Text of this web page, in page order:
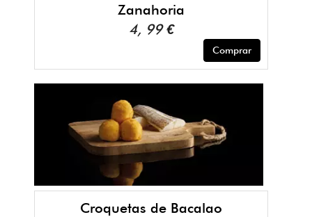
Zanahoria
4, 99 €
Comprar
Croquetas de Bacalao